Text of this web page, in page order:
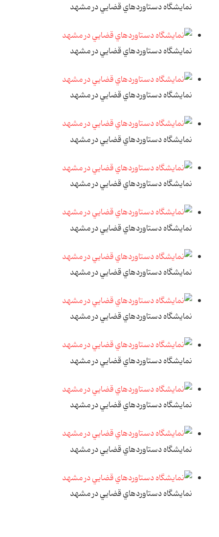
نمايشگاه دستاوردهاي قضايي در مشهد
نمايشگاه دستاوردهاي قضايي در مشهد
نمايشگاه دستاوردهاي قضايي در مشهد
نمايشگاه دستاوردهاي قضايي در مشهد
نمايشگاه دستاوردهاي قضايي در مشهد
نمايشگاه دستاوردهاي قضايي در مشهد
نمايشگاه دستاوردهاي قضايي در مشهد
نمايشگاه دستاوردهاي قضايي در مشهد
نمايشگاه دستاوردهاي قضايي در مشهد
نمايشگاه دستاوردهاي قضايي در مشهد
نمايشگاه دستاوردهاي قضايي در مشهد
نمايشگاه دستاوردهاي قضايي در مشهد